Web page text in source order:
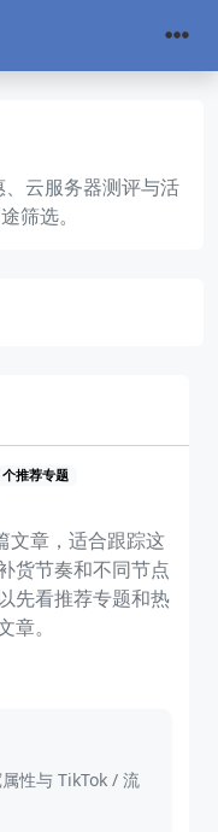
云服务器测评与活
筛选。
个推荐专题
文章，适合跟踪这
货节奏和不同节点
先看推荐专题和热
。
性与 TikTok / 流